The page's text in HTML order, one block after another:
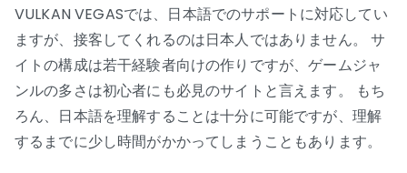
VULKAN VEGASでは、日本語でのサポートに対応してい
ますが、接客してくれるのは日本人ではありません。 サ
イトの構成は若干経験者向けの作りですが、ゲームジャ
ンルの多さは初心者にも必見のサイトと言えます。 もち
ろん、日本語を理解することは十分に可能ですが、理解
するまでに少し時間がかかってしまうこともあります。